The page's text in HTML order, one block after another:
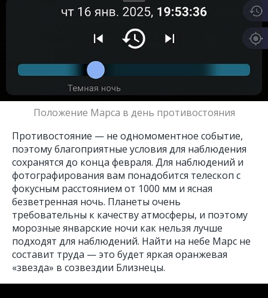
Положение Марса в день противостояния
Противостояние — не одномоментное событие,
поэтому благоприятные условия для наблюдения
сохранятся до конца февраля. Для наблюдений и
фотографирования вам понадобится телескоп с
фокусным расстоянием от 1000 мм и ясная
безветренная ночь. Планеты очень
требовательны к качеству атмосферы, и поэтому
морозные январские ночи как нельзя лучше
подходят для наблюдений. Найти на небе Марс не
составит труда — это будет яркая оранжевая
«звезда» в созвездии Близнецы.